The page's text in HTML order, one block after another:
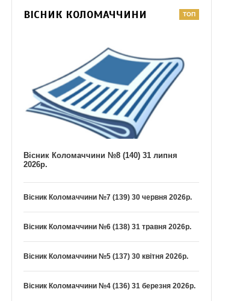
ВІСНИК КОЛОМАЧЧИНИ
Вісник Коломаччини №8 (140) 31 липня
2026р.
Вісник Коломаччини №7 (139) 30 червня 2026р.
Вісник Коломаччини №6 (138) 31 травня 2026р.
Вісник Коломаччини №5 (137) 30 квітня 2026р.
Вісник Коломаччини №4 (136) 31 березня 2026р.